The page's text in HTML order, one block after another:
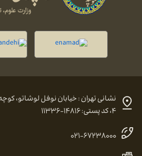
نشانی تهران : خیابان نوفل لوشاتو،
۴، کد پستی: ۱۴۸۱۶-۱۱۳۳۶
۰۲۱-۶۷۲۳۸۰۰۰